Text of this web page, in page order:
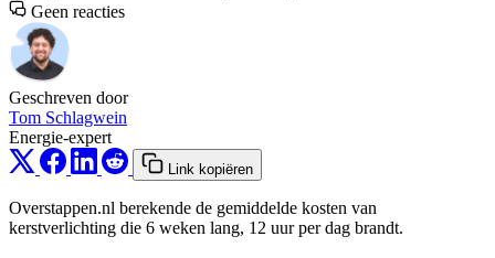
Geen reacties
Geschreven door
Tom Schlagwein
Energie-expert
Link kopiëren
Overstappen.nl berekende de gemiddelde kosten van
kerstverlichting die 6 weken lang, 12 uur per dag brandt.